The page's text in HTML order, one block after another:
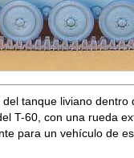
tanque liviano
T-60, con una rueda
para un vehículo de